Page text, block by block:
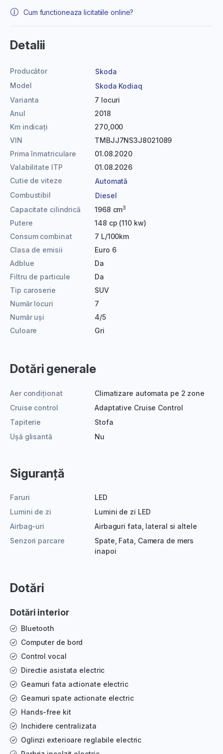
Cum functioneaza licitatiile online?
Detalii
Producător
Skoda
Model
Skoda Kodiaq
Varianta
7 locuri
Anul
2018
Km indicați
270,000
VIN
TMBJJ7NS3J8021089
Prima înmatriculare
01.08.2020
Valabilitate ITP
01.08.2026
Cutie de viteze
Automată
Combustibil
Diesel
Capacitate cilindrică
1968 cm3
Putere
148 cp (110 kw)
Consum combinat
7 L/100km
Clasa de emisii
Euro 6
Adblue
Da
Filtru de particule
Da
Tip caroserie
SUV
Număr locuri
7
Număr uși
4/5
Culoare
Gri
Dotări generale
Aer condiționat
Climatizare automata pe 2 zone
Cruise control
Adaptative Cruise Control
Tapiterie
Stofa
Ușă glisantă
Nu
Siguranță
Faruri
LED
Lumini de zi
Lumini de zi LED
Airbag-uri
Airbaguri fata, lateral si altele
Senzori parcare
Spate, Fata, Camera de mers
inapoi
Dotări
Dotări interior
Bluetooth
Computer de bord
Control vocal
Directie asistata electric
Geamuri fata actionate electric
Geamuri spate actionate electric
Hands-free kit
Inchidere centralizata
Oglinzi exterioare reglabile electric